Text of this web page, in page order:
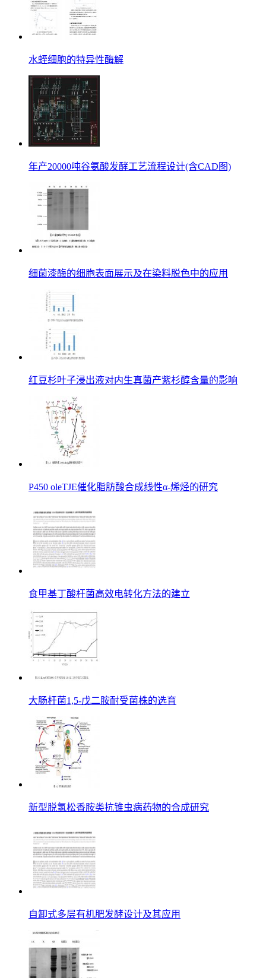
水蛭细胞的特异性酶解
年产20000吨谷氨酸发酵工艺流程设计(含CAD图)
细菌漆酶的细胞表面展示及在染料脱色中的应用
红豆杉叶子浸出液对内生真菌产紫杉醇含量的影响
P450 oleTJE催化脂肪酸合成线性α-烯烃的研究
食甲基丁酸杆菌高效电转化方法的建立
大肠杆菌1,5-戊二胺耐受菌株的选育
新型脱氢松香胺类抗锥虫病药物的合成研究
自卸式多层有机肥发酵设计及其应用